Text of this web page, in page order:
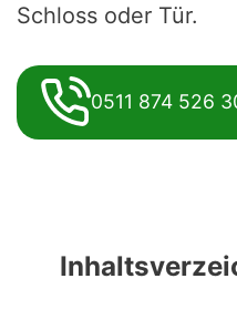
Schloss oder Tür.
0511 874 526